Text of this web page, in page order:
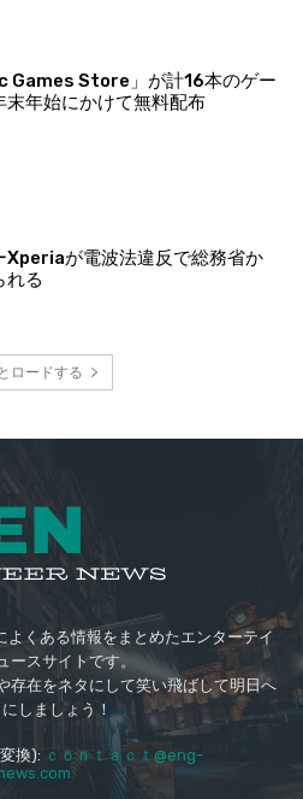
Games Store」が計16本のゲー
末年始にかけて無料配布
Xperiaが電波法違反で総務省か
れる
ロードする
よくある情報をまとめたエンターテイ
ースサイトです。
存在をネタにして笑い飛ばして明日へ
しましょう！
換): ｃｏｎｔａｃｔ@eng-